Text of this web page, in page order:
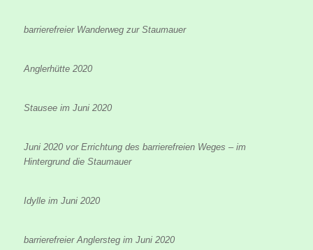
barrierefreier Wanderweg zur Staumauer
Anglerhütte 2020
Stausee im Juni 2020
Juni 2020 vor Errichtung des barrierefreien Weges – im
Hintergrund die Staumauer
Idylle im Juni 2020
barrierefreier Anglersteg im Juni 2020